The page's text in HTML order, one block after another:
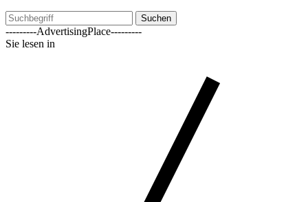
Suchen
---------AdvertisingPlace---------
Sie lesen in